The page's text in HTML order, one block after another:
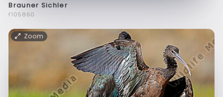
Brauner Sichler
f105860
Zoom